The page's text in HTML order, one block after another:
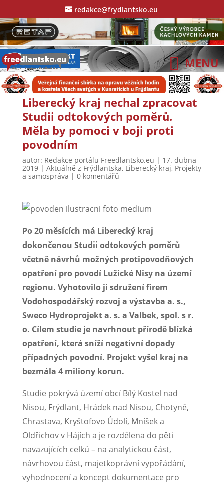
redakce@frydlantsko.eu
Liberecký kraj nechal zpracovat
Studii odtokových poměrů.
Měla by pomoci v boji proti
povodním
autor: Redakce portálu Freedlantsko.eu | 17. dubna
2019| Aktuálně z Frýdlantska, Liberecký kraj, Projekty
a samospráva | 0 komentářů
Po 20 měsících má Liberecký kraj
dokončenou Studii odtokových poměrů
včetně návrhů možných protipovodňových
opatření pro povodí Lužické Nisy na území
regionu. Vyhotovilo ji sdružení firem
Vodohospodářský rozvoj a výstavba a. s.,
Sweco Hydroprojekt a. s. a Valbek, spol. s r.
o. Cílem studie je navrhnout přírodě blízká
opatření, která sníží negativní dopady
případných povodní. Projekt vyšel kraj na
bezmála 4 miliony korun.
Studie pokrývá území obcí Bílý Kostel nad
Nisou, Frýdlant, Hrádek nad Nisou, Chotyně,
Chrastava, Kryštofovo Údolí, Mníšek a
Oldřichov v Hájích a je rozdělena do pěti
navazujících celků – na analytickou část,
návrhovou část, majetkoprávní vypořádání,
vyhodnocení a koncept dokumentace pro